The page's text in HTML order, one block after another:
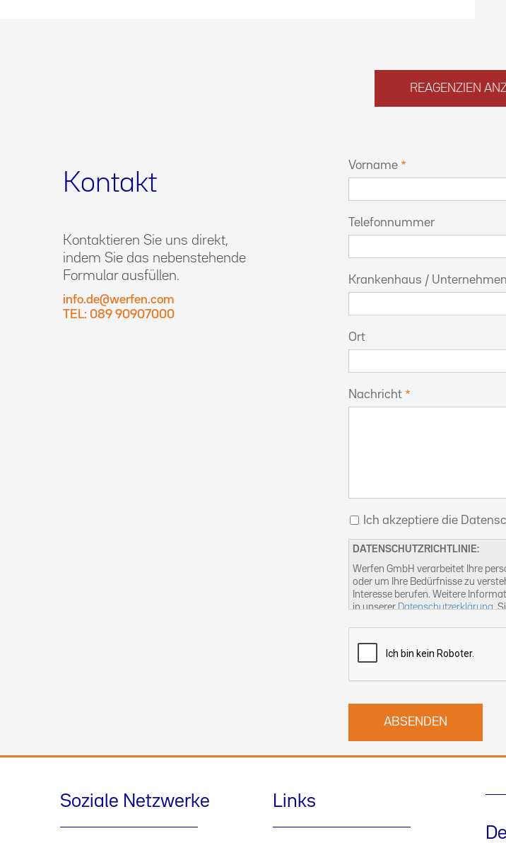
REAGENZIEN
Kontakt
Kontaktieren Sie uns direkt,
indem Sie das nebenstehende
Formular ausfüllen.
info.de@werfen.com
TEL: 089 90907000
Vorname
Telefonnummer
Krankenhaus / Unternehmen
Ort
Nachricht
Ich akzeptiere die
DATENSCHUTZRICHTLINIE:
Werfen GmbH verarbeitet Ihre
oder um Ihre Bedürfnisse zu
Interesse berufen. Weitere
in unsererDatenschutzerklärung.
Soziale Netzwerke
Links